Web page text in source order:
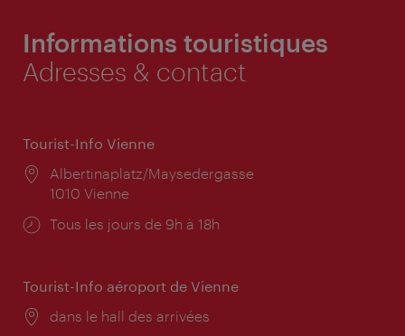
Informations touristiques
Adresses & contact
Tourist-Info Vienne
Lieu:
Albertinaplatz/Maysedergasse
1010 Vienne
Horaires
Tous les jours de 9h à 18h
Tourist-Info aéroport de Vienne
Lieu:
dans le hall des arrivées